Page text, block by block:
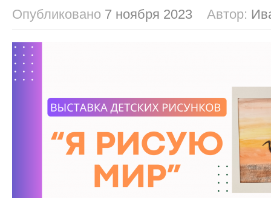
Опубликовано 7 ноября 2023 Автор: